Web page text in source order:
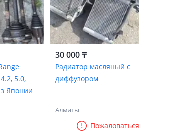
5.0,
Японии
30 000 ₸
Радиатор масляный с
диффузором
Алматы
Пожаловаться